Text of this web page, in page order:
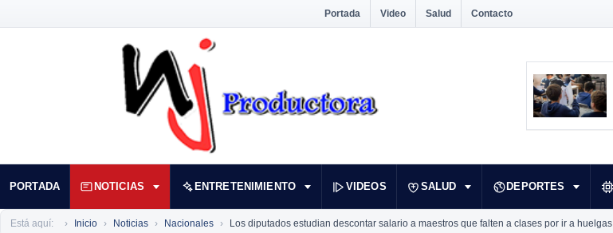
Portada Video Salud Contacto
PORTADA NOTICIAS ENTRETENIMIENTO VIDEOS SALUD DEPORTES
Está aquí: Inicio Noticias Nacionales Los diputados estudian descontar salario a maestros que falten a clases por ir a huelgas